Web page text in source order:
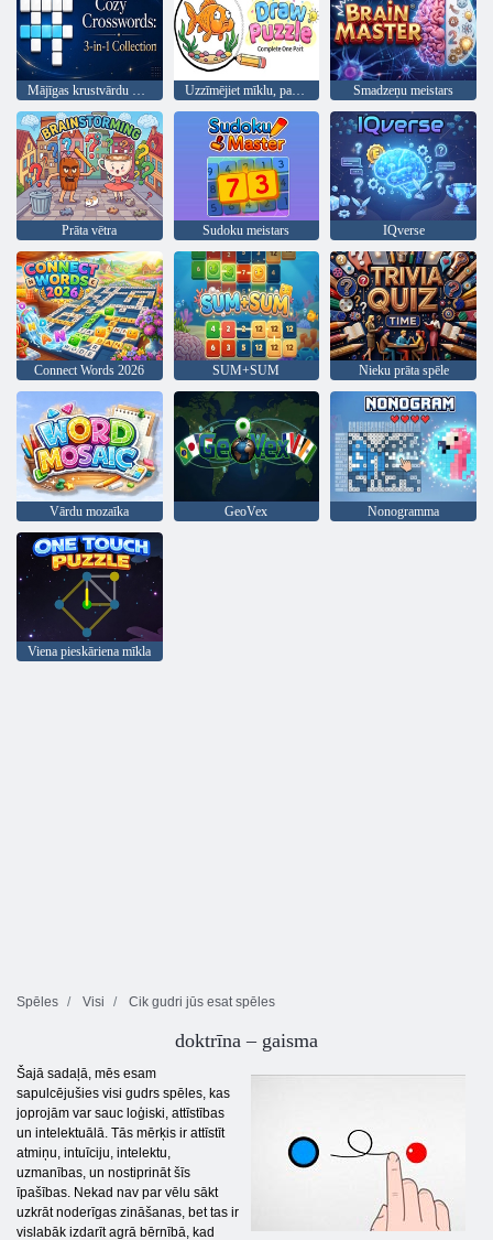
Uzzīmējiet mīklu, pabeidziet vienu daļu Smadzeņu meistars
Prāta vētra Sudoku meistars IQverse
Connect Words 2026 SUM+SUM Nieku prāta spēle
Vārdu mozaīka GeoVex Nonogramma
Viena pieskāriena mīkla
Spēles Visi Cik gudri jūs esat spēles
doktrīna – gaisma
Šajā sadaļā, mēs esam
sapulcējušies visi gudrs spēles, kas
joprojām var sauc loģiski, attīstības
un intelektuālā. Tās mērķis ir attīstīt
atmiņu, intuīciju, intelektu,
uzmanības, un nostiprināt šīs
īpašības. Nekad nav par vēlu sākt
uzkrāt noderīgas zināšanas, bet tas ir
vislabāk izdarīt agrā bērnībā, kad